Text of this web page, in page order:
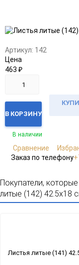
в
к
Артикул: 142
Цена
463 ₽
В КОРЗИНУ
В наличии
Сравнение
Заказ по телефону
Покупатели,
литые (142) 42.5х18
Листья литые (141)